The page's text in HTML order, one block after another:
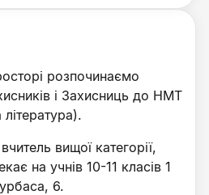
розпочинаємо
і Захисниць до НМТ
вищої категорії,
на учнів 10-11 класів 1
6.